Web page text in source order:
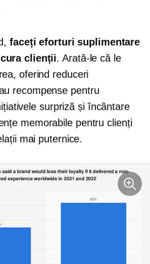
faceți eforturi suplimentare
clienții. Arată-le că le
oferind reduceri
recompense pentru
surpriză și încântare
memorabile pentru clienți
mai puternice.